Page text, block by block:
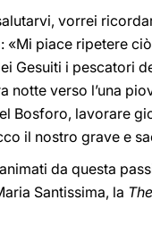
vorrei
piace ripetere
Gesuiti i pescatori
notte verso l’una
Bosforo, lavorare
il nostro grave e
da questa
Santissima, la